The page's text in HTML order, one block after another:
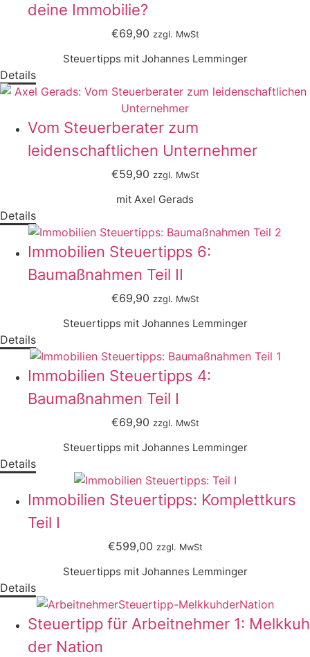
deine Immobilie?
€69,90 zzgl. MwSt
Steuertipps mit Johannes Lemminger
Details
Vom Steuerberater zum
leidenschaftlichen Unternehmer
€59,90 zzgl. MwSt
mit Axel Gerads
Details
Immobilien Steuertipps 6:
Baumaßnahmen Teil II
€69,90 zzgl. MwSt
Steuertipps mit Johannes Lemminger
Details
Immobilien Steuertipps 4:
Baumaßnahmen Teil I
€69,90 zzgl. MwSt
Steuertipps mit Johannes Lemminger
Details
Immobilien Steuertipps: Komplettkurs
Teil I
€599,00 zzgl. MwSt
Steuertipps mit Johannes Lemminger
Details
Steuertipp für Arbeitnehmer 1: Melkkuh
der Nation